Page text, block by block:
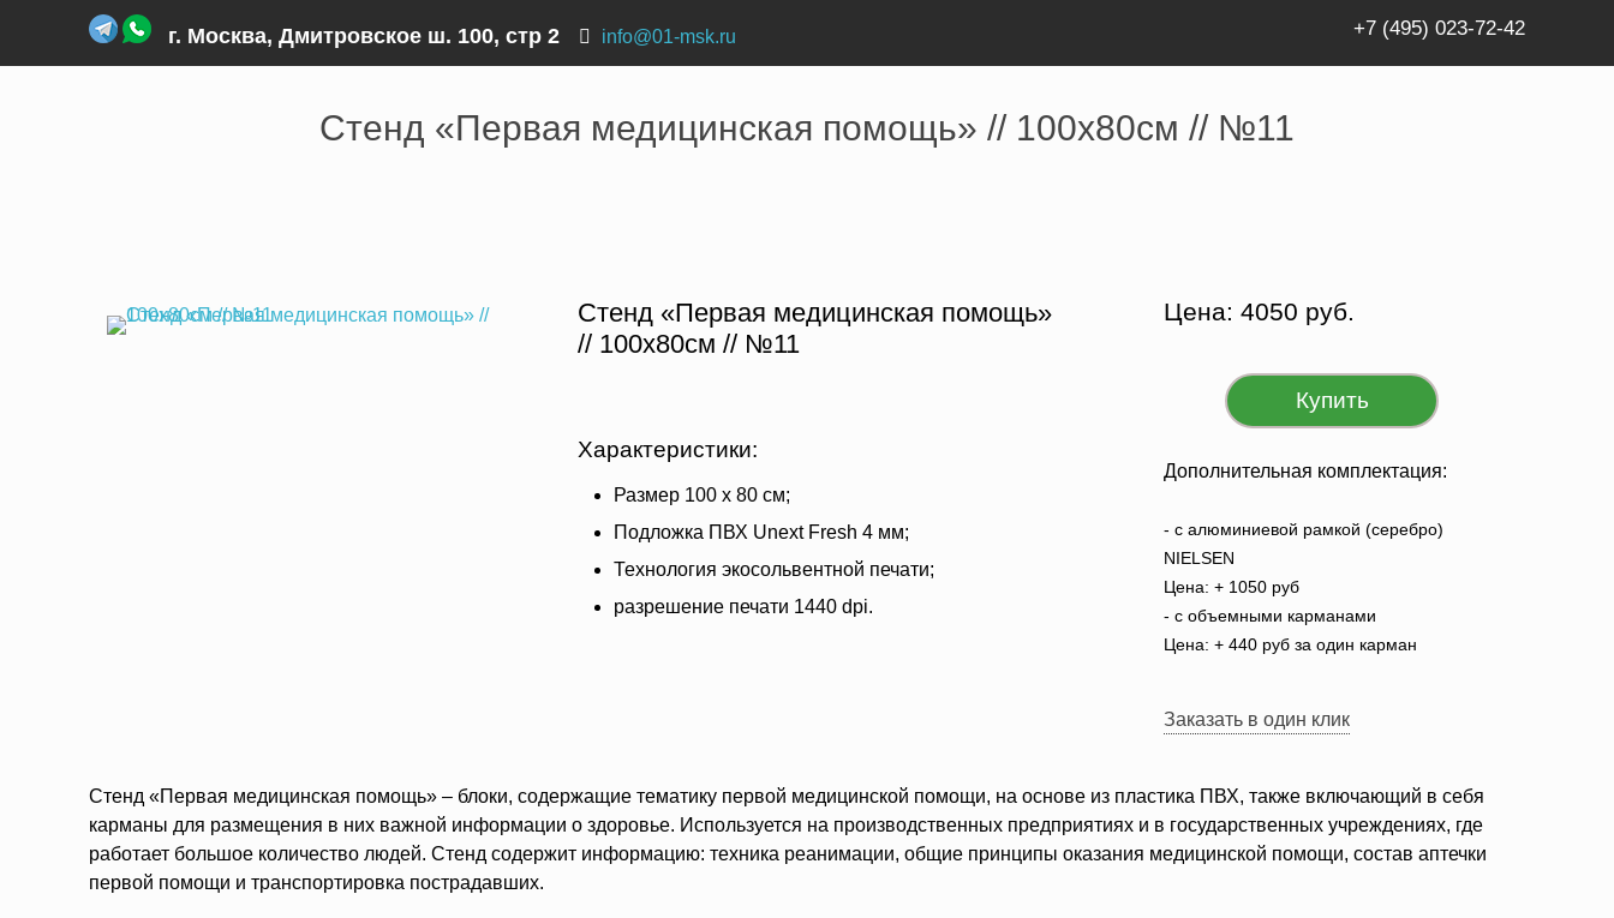
г. Москва, Дмитровское ш. 100, стр 2 info@01-msk.ru +7 (495) 023-72-42
Главная Товары и услуги › Стенды › Стенд оказание первой медицинской помощи
Стенд «Первая медицинская помощь» // 100х80см // №11
Стенд «Первая медицинская помощь»
// 100х80см // №11
Характеристики:
Размер 100 х 80 см;
Подложка ПВХ Unext Fresh 4 мм;
Технология экосольвентной печати;
разрешение печати 1440 dpi.
Цена: 4050 руб.
Купить
Дополнительная комплектация:
- c алюминиевой рамкой (серебро)
NIELSEN
Цена: + 1050 руб
- с объемными карманами
Цена: + 440 руб за один карман
Заказать в один клик
Стенд «Первая медицинская помощь» – блоки, содержащие тематику первой медицинской помощи, на основе из пластика ПВХ, также включающий в себя
карманы для размещения в них важной информации о здоровье. Используется на производственных предприятиях и в государственных учреждениях, где
работает большое количество людей. Стенд содержит информацию: техника реанимации, общие принципы оказания медицинской помощи, состав аптечки
первой помощи и транспортировка пострадавших.